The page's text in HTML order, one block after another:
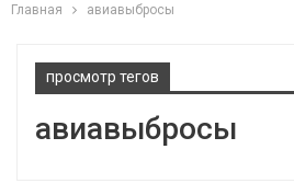
Главная авиавыбросы
просмотр тегов
авиавыбросы